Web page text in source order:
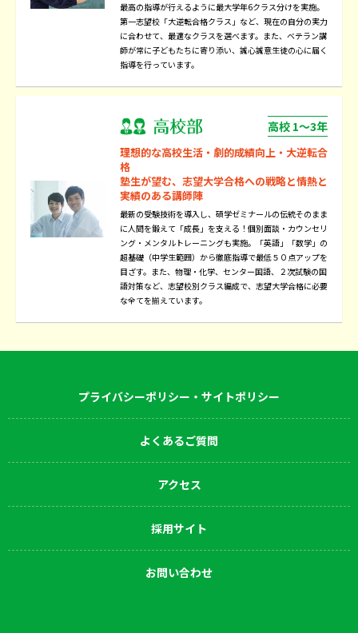
最高の指導が行えるように最大学年6クラス分けを実施。
第一志望校「大逆転合格クラス」など、現在の自分の実力
に合わせて、最適なクラスを選べます。また、ベテラン講
師が常に子どもたちに寄り添い、誠心誠意生徒の心に届く
指導を行っています。
高校 1～3年
理想的な高校生活・劇的成績向上・大逆転合
格
塾生が望む、志望大学合格への戦略と情熱と
実績のある講師陣
最新の受験技術を導入し、碩学ゼミナールの伝統そのまま
に人間を鍛えて「成長」を支える！個別面談・カウンセリ
ング・メンタルトレーニングも実施。「英語」「数学」の
超基礎（中学生範囲）から徹底指導で最低５０点アップを
目ざす。また、物理・化学、センター国語、２次試験の国
語対策など、志望校別クラス編成で、志望大学合格に必要
な全てを揃えています。
プライバシーポリシー・サイトポリシー
よくあるご質問
アクセス
採用サイト
お問い合わせ